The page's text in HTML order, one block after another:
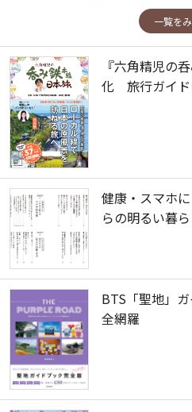
一覧を
『六角精児の
化 旅行ガイド
健康・スマホ
らの明るい暮
BTS「聖地」
全網羅